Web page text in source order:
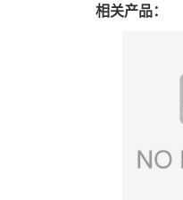
相关产品：